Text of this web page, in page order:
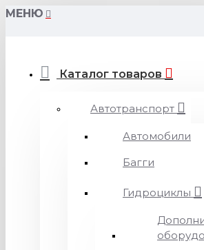
МЕНЮ
Каталог товаров
Автотранспорт
Автомобили
Багги
Гидроциклы